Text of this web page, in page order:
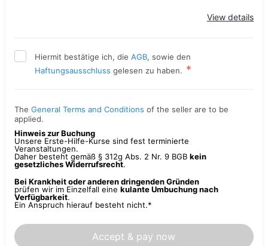
View details
Hiermit bestätige ich, die AGB, sowie den
Haftungsausschluss gelesen zu haben.
The General Terms and Conditions of the seller are to be
applied.
Hinweis zur Buchung
Unsere Erste-Hilfe-Kurse sind fest terminierte
Veranstaltungen.
Daher besteht gemäß § 312g Abs. 2 Nr. 9 BGB kein
gesetzliches Widerrufsrecht.
Bei Krankheit oder anderen dringenden Gründen
prüfen wir im Einzelfall eine kulante Umbuchung nach
Verfügbarkeit.
Ein Anspruch hierauf besteht nicht.*
Accept & pay now